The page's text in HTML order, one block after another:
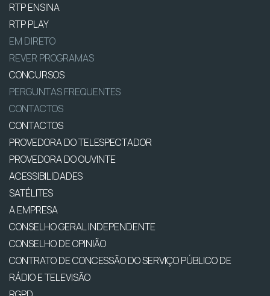
RTP ENSINA
RTP PLAY
EM DIRETO
REVER PROGRAMAS
CONCURSOS
PERGUNTAS FREQUENTES
CONTACTOS
CONTACTOS
PROVEDORA DO TELESPECTADOR
PROVEDORA DO OUVINTE
ACESSIBILIDADES
SATÉLITES
A EMPRESA
CONSELHO GERAL INDEPENDENTE
CONSELHO DE OPINIÃO
CONTRATO DE CONCESSÃO DO SERVIÇO PÚBLICO DE
RÁDIO E TELEVISÃO